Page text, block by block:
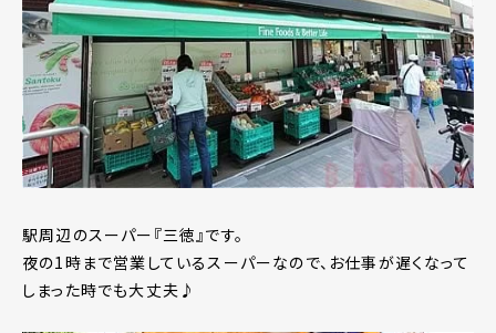
駅周辺のスーパー『三徳』です。
夜の1時まで営業しているスーパーなので、お仕事が遅くなって
しまった時でも大丈夫♪